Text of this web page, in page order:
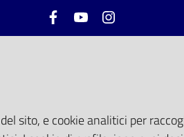
FacebookYoutube
sito, e cookie analitici per